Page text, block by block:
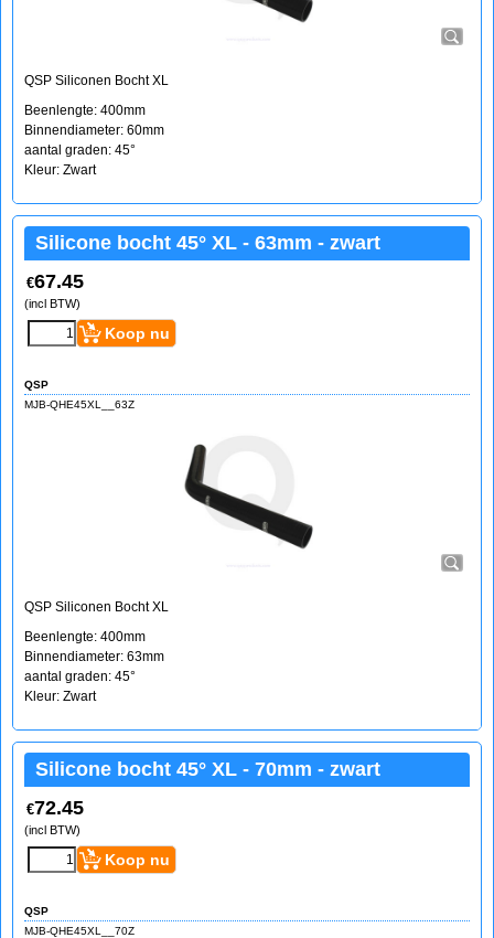
QSP Siliconen Bocht XL
Beenlengte: 400mm
Binnendiameter: 60mm
aantal graden: 45°
Kleur: Zwart
Silicone bocht 45° XL - 63mm - zwart
€67.45
(incl BTW)
Koop nu
QSP
MJB-QHE45XL__63Z
QSP Siliconen Bocht XL
Beenlengte: 400mm
Binnendiameter: 63mm
aantal graden: 45°
Kleur: Zwart
Silicone bocht 45° XL - 70mm - zwart
€72.45
(incl BTW)
Koop nu
QSP
MJB-QHE45XL__70Z